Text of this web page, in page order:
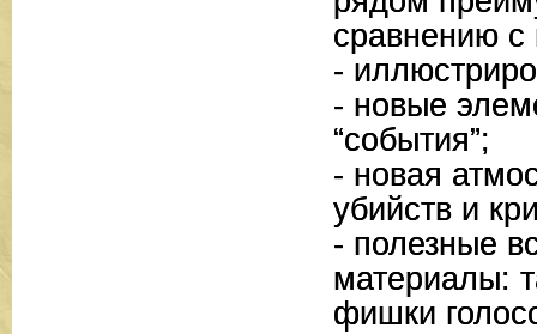
сравнению с
-
- новые
“события”;
- новая
убийств и
- полезные
материалы:
фишки